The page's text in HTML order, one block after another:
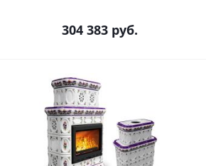
304 383руб.